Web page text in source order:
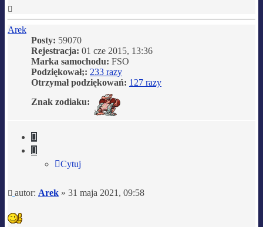
górę
Arek
Posty: 59070
Rejestracja: 01 cze 2015, 13:36
Marka samochodu: FSO
Podziękował;: 233 razy
Otrzymał podziękowań: 127 razy
Znak zodiaku:
Cytuj
Cytuj
Post
autor: Arek » 31 maja 2021, 09:58